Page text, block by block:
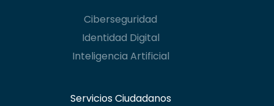
Ciberseguridad
Identidad Digital
Inteligencia Artificial
Servicios Ciudadanos